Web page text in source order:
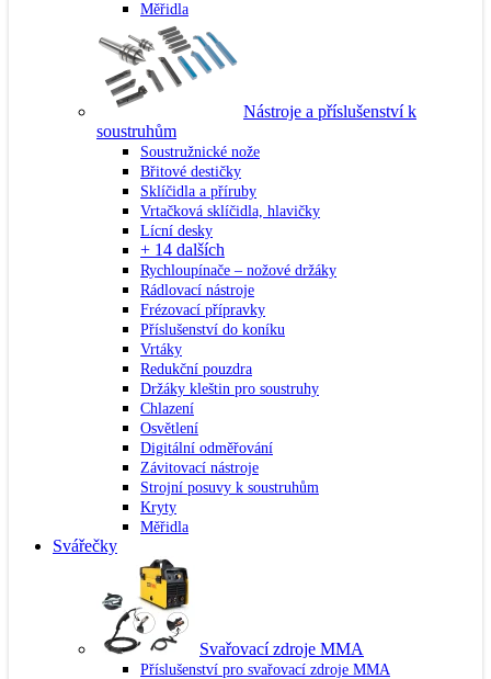
Měřidla
Nástroje a příslušenství k
soustruhům
Soustružnické nože
Břitové destičky
Sklíčidla a příruby
Vrtačková sklíčidla, hlavičky
Lícní desky
+ 14 dalších
Rychloupínače – nožové držáky
Rádlovací nástroje
Frézovací přípravky
Příslušenství do koníku
Vrtáky
Redukční pouzdra
Držáky kleštin pro soustruhy
Chlazení
Osvětlení
Digitální odměřování
Závitovací nástroje
Strojní posuvy k soustruhům
Kryty
Měřidla
Svářečky
Svařovací zdroje MMA
Příslušenství pro svařovací zdroje MMA